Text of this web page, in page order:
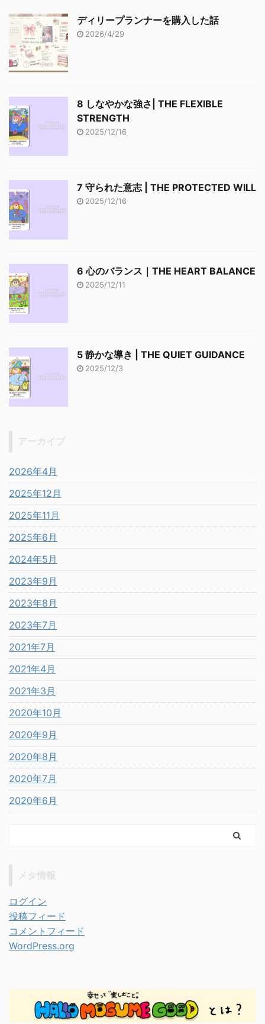
ディリープランナーを購入した話
2026/4/29
8 しなやかな強さ| THE FLEXIBLE
STRENGTH
2025/12/16
7 守られた意志 | THE PROTECTED WILL
2025/12/16
6 心のバランス｜THE HEART BALANCE
2025/12/11
5 静かな導き | THE QUIET GUIDANCE
2025/12/3
2026年4月
2025年12月
2025年11月
2025年6月
2024年5月
2023年9月
2023年8月
2023年7月
2021年7月
2021年4月
2021年3月
2020年10月
2020年9月
2020年8月
2020年7月
2020年6月
ログイン
投稿フィード
コメントフィード
WordPress.org